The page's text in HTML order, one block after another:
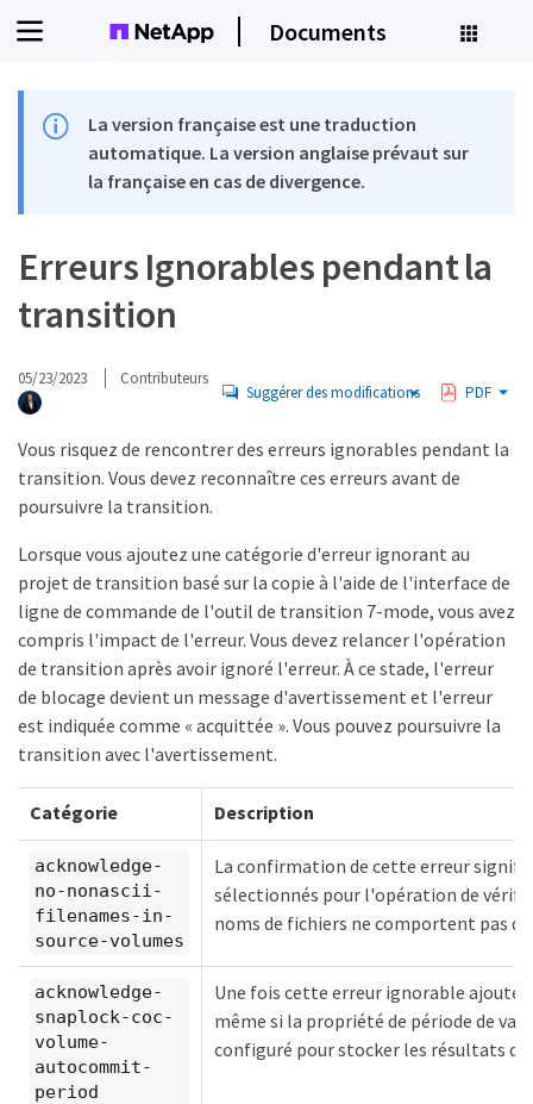
Documents
La version française est une traduction
automatique. La version anglaise prévaut sur
la française en cas de divergence.
Erreurs Ignorables pendant la
transition
05/23/2023 Contributeurs
Suggérer des modifications PDF
Vous risquez de rencontrer des erreurs ignorables pendant la
transition. Vous devez reconnaître ces erreurs avant de
poursuivre la transition.
Lorsque vous ajoutez une catégorie d'erreur ignorant au
projet de transition basé sur la copie à l'aide de l'interface de
ligne de commande de l'outil de transition 7-mode, vous avez
compris l'impact de l'erreur. Vous devez relancer l'opération
de transition après avoir ignoré l'erreur. À ce stade, l'erreur
de blocage devient un message d'avertissement et l'erreur
est indiquée comme « acquittée ». Vous pouvez poursuivre la
transition avec l'avertissement.
Catégorie Description
acknowledge-
no-nonascii-
filenames-in-
source-volumes
La confirmation de cette erreur signifie
sélectionnés pour l'opération de
noms de fichiers ne comportent pas de
acknowledge-
snaplock-coc-
volume-
autocommit-
period
Une fois cette erreur ignorable
même si la propriété de période de
configuré pour stocker les résultats de